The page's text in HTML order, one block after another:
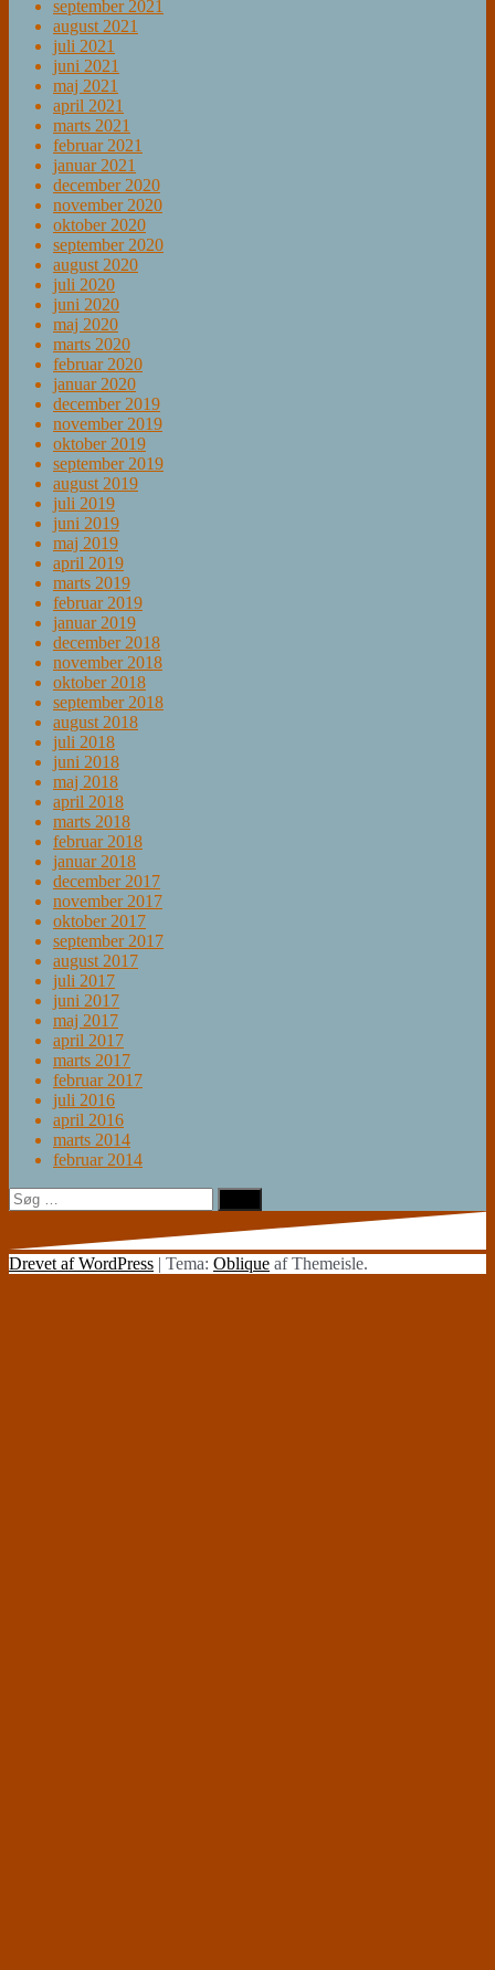
september 2021
august 2021
juli 2021
juni 2021
maj 2021
april 2021
marts 2021
februar 2021
januar 2021
december 2020
november 2020
oktober 2020
september 2020
august 2020
juli 2020
juni 2020
maj 2020
marts 2020
februar 2020
januar 2020
december 2019
november 2019
oktober 2019
september 2019
august 2019
juli 2019
juni 2019
maj 2019
april 2019
marts 2019
februar 2019
januar 2019
december 2018
november 2018
oktober 2018
september 2018
august 2018
juli 2018
juni 2018
maj 2018
april 2018
marts 2018
februar 2018
januar 2018
december 2017
november 2017
oktober 2017
september 2017
august 2017
juli 2017
juni 2017
maj 2017
april 2017
marts 2017
februar 2017
juli 2016
april 2016
marts 2014
februar 2014
Søg
efter:
Drevet af WordPress | Tema: Oblique af Themeisle.